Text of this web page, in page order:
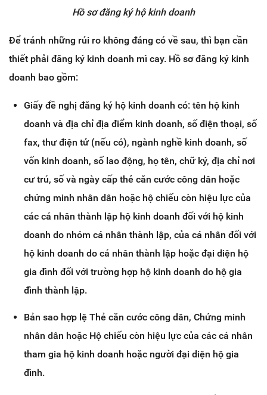
Hồ sơ đăng ký hộ kinh doanh
Để tránh những rủi ro không đáng có về sau, thì bạn cần
thiết phải đăng ký kinh doanh mì cay. Hồ sơ đăng ký kinh
doanh bao gồm:
Giấy đề nghị đăng ký hộ kinh doanh có: tên hộ kinh
doanh và địa chỉ địa điểm kinh doanh, số điện thoại, số
fax, thư điện tử (nếu có), ngành nghề kinh doanh, số
vốn kinh doanh, số lao động, họ tên, chữ ký, địa chỉ nơi
cư trú, số và ngày cấp thẻ căn cước công dân hoặc
chứng minh nhân dân hoặc hộ chiếu còn hiệu lực của
các cá nhân thành lập hộ kinh doanh đối với hộ kinh
doanh do nhóm cá nhân thành lập, của cá nhân đối với
hộ kinh doanh do cá nhân thành lập hoặc đại diện hộ
gia đình đối với trường hợp hộ kinh doanh do hộ gia
đình thành lập.
Bản sao hợp lệ Thẻ căn cước công dân, Chứng minh
nhân dân hoặc Hộ chiếu còn hiệu lực của các cá nhân
tham gia hộ kinh doanh hoặc người đại diện hộ gia
đình.